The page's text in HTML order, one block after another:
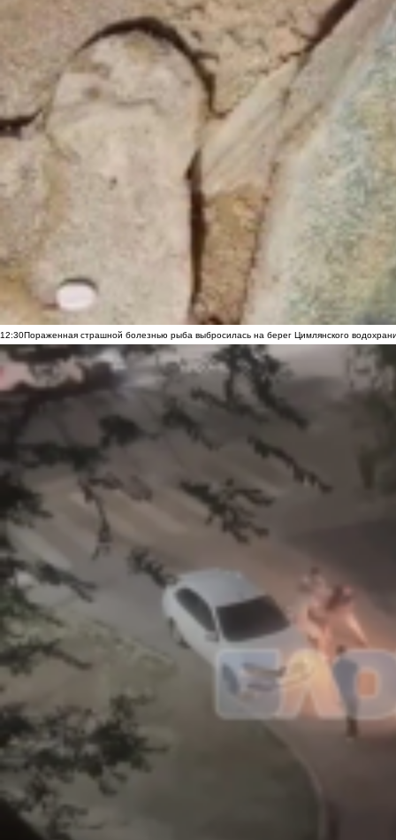
12:30Пораженная страшной болезнью рыба выбросилась на берег Цимлянского